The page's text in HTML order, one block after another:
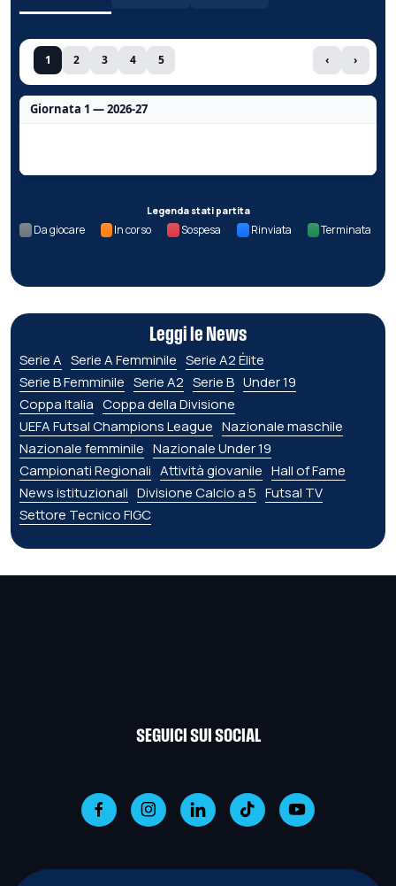
1 2 3 4 5 ‹ ›
Giornata 1 — 2026-27
Legenda stati partita
Da giocare In corso Sospesa Rinviata Terminata
Leggi le News
Serie A Serie A Femminile Serie A2 Élite
Serie B Femminile Serie A2 Serie B Under 19
Coppa Italia Coppa della Divisione
UEFA Futsal Champions League Nazionale maschile
Nazionale femminile Nazionale Under 19
Campionati Regionali Attività giovanile Hall of Fame
News istituzionali Divisione Calcio a 5 Futsal TV
Settore Tecnico FIGC
SEGUICI SUI SOCIAL